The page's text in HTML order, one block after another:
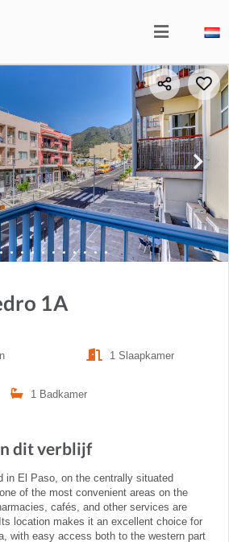
1A
1 Slaapkamer
1 Badkamer
dit verblijf
in El Paso, on the centrally situated
of the most convenient areas on the
cafés, and other services are
location makes it an excellent choice for
with easy access both to the western part